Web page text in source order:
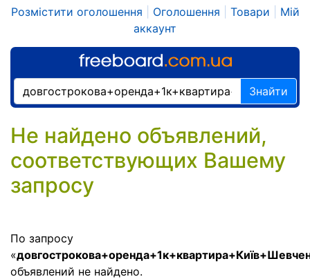
Розмістити оголошення Оголошення Товари
Мій
аккаунт
Знайти
Не найдено объявлений,
соответствующих Вашему
запросу
По запросу
«
объявлений не найдено.